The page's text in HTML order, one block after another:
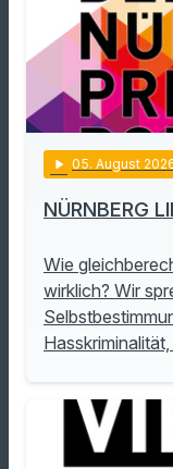
play_arrow 05. August
NÜRNBERG
Wie
wirklich? Wir